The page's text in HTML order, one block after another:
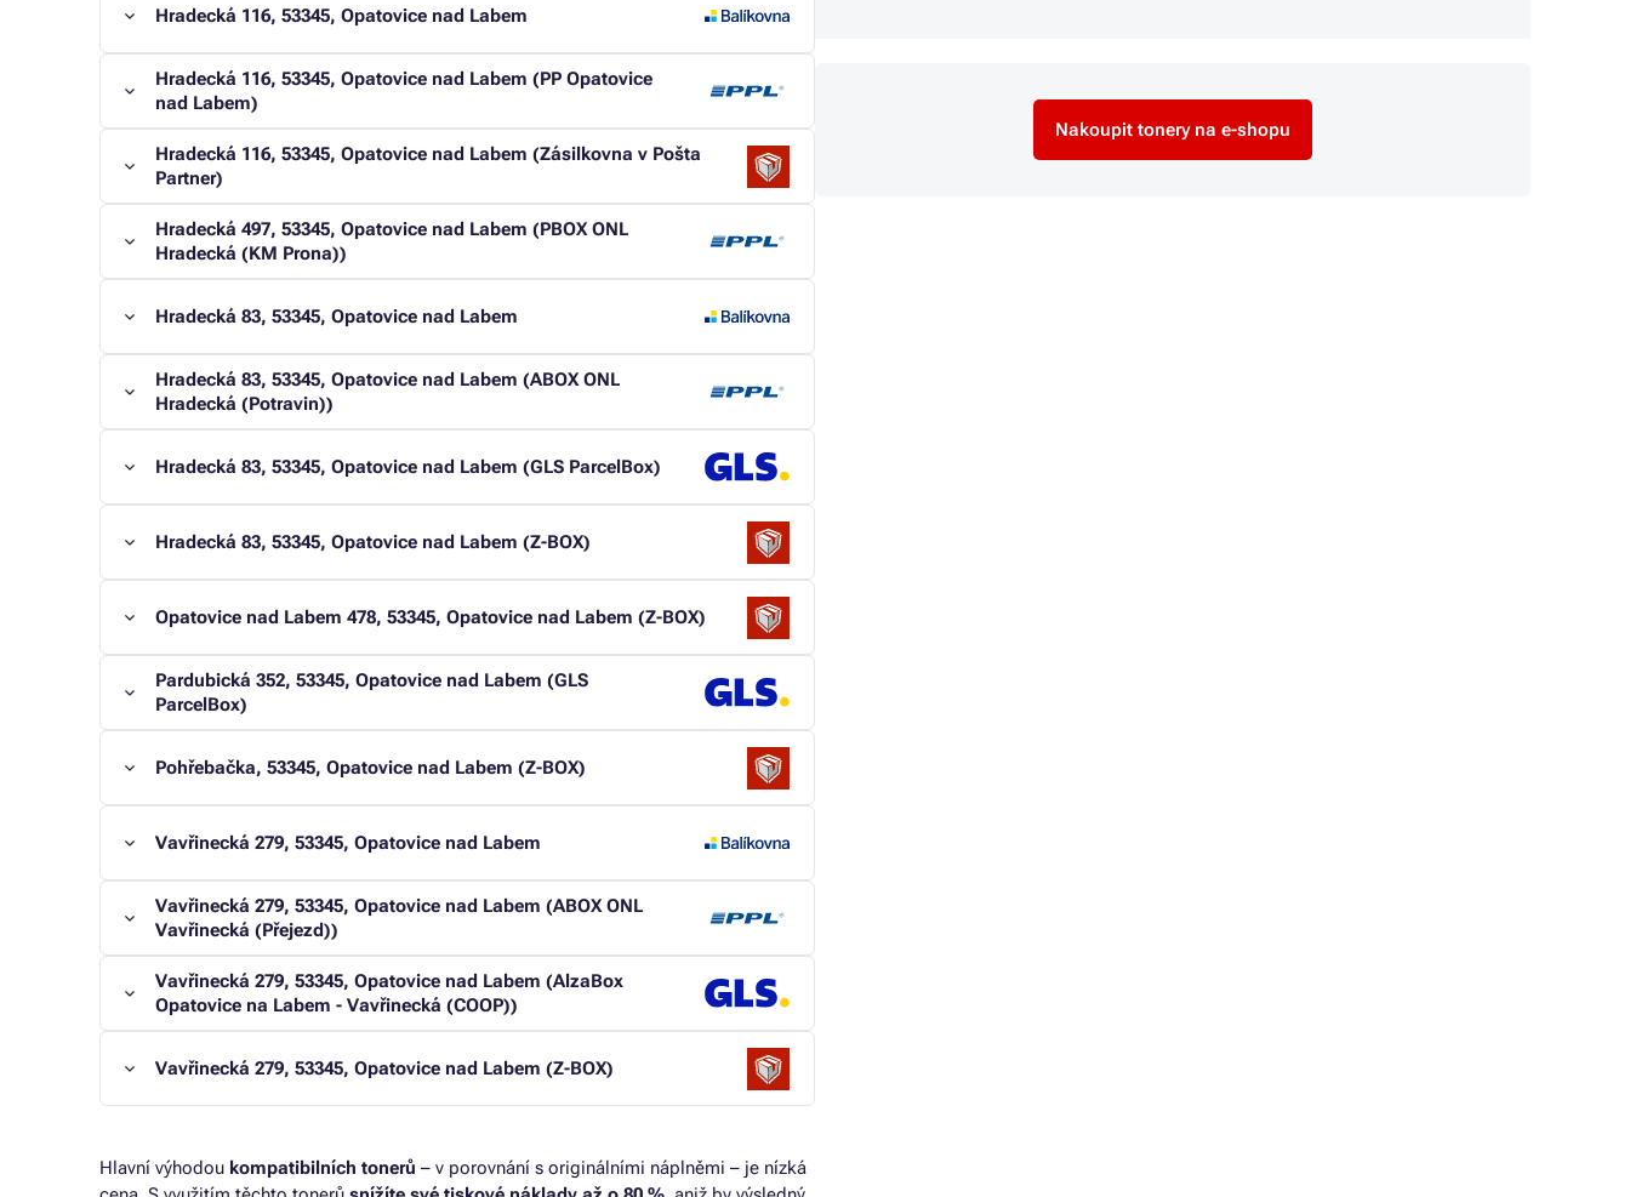
Hradecká 116, 53345, Opatovice nad Labem
Hradecká 116, 53345, Opatovice nad Labem (PP Opatovice
nad Labem)
Hradecká 116, 53345, Opatovice nad Labem (Zásilkovna v Pošta
Partner)
Hradecká 497, 53345, Opatovice nad Labem (PBOX ONL
Hradecká (KM Prona))
Hradecká 83, 53345, Opatovice nad Labem
Hradecká 83, 53345, Opatovice nad Labem (ABOX ONL
Hradecká (Potravin))
Hradecká 83, 53345, Opatovice nad Labem (GLS ParcelBox)
Hradecká 83, 53345, Opatovice nad Labem (Z-BOX)
Opatovice nad Labem 478, 53345, Opatovice nad Labem (Z-BOX)
Pardubická 352, 53345, Opatovice nad Labem (GLS
ParcelBox)
Pohřebačka, 53345, Opatovice nad Labem (Z-BOX)
Vavřinecká 279, 53345, Opatovice nad Labem
Vavřinecká 279, 53345, Opatovice nad Labem (ABOX ONL
Vavřinecká (Přejezd))
Vavřinecká 279, 53345, Opatovice nad Labem (AlzaBox
Opatovice na Labem - Vavřinecká (COOP))
Vavřinecká 279, 53345, Opatovice nad Labem (Z-BOX)
Hlavní výhodou kompatibilních tonerů – v porovnání s originálními náplněmi – je nízká
Nakoupit tonery na e-shopu